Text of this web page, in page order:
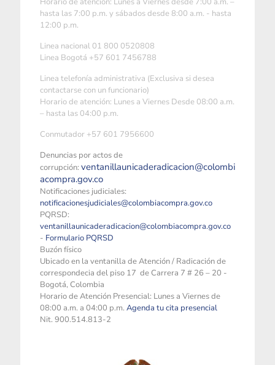
hasta las 7:00 p.m. y sábados desde 8:00 a.m. - hasta
12:00 p.m.
Linea nacional 01 800 0520808
Linea Bogotá +57 601 7456788
Linea telefonía administrativa (Exclusiva si desea
contactarse con un funcionario)
Horario de atención: Lunes a Viernes Desde 08:00 a.m.
– hasta las 04:00 p.m.
Conmutador +57 601 7956600
Denuncias por actos de
corrupción: ventanillaunicaderadicacion@colombi
acompra.gov.co
Notificaciones judiciales:
notificacionesjudiciales@colombiacompra.gov.co
PQRSD:
ventanillaunicaderadicacion@colombiacompra.gov.co
- Formulario PQRSD
Buzón físico
Ubicado en la ventanilla de Atención / Radicación de
correspondecia del piso 17 de Carrera 7 # 26 – 20 -
Bogotá, Colombia
Horario de Atención Presencial: Lunes a Viernes de
08:00 a.m. a 04:00 p.m. Agenda tu cita presencial
Nit. 900.514.813-2